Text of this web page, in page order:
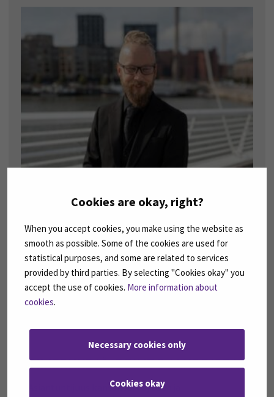
Cookies are okay, right?
When you accept cookies, you make using the website as
smooth as possible. Some of the cookies are used for
statistical purposes, and some are related to services
provided by third parties. By selecting "Cookies okay" you
accept the use of cookies. More information about
cookies.
Necessary cookies only
Cookies okay
“Opinnot avasivat näkymää siihen, miten sosiaali-
ja terveysalan asiantuntijuus on kehittymässä ja
miten sille tullaan tulevaisuudessa antamaan entistä
suurempi painoarvo.
- Toni Rikala
ESIMERKKEJÄ OPINTOJAKSOISTA
Asiantuntijuus kansanterveyteen ja